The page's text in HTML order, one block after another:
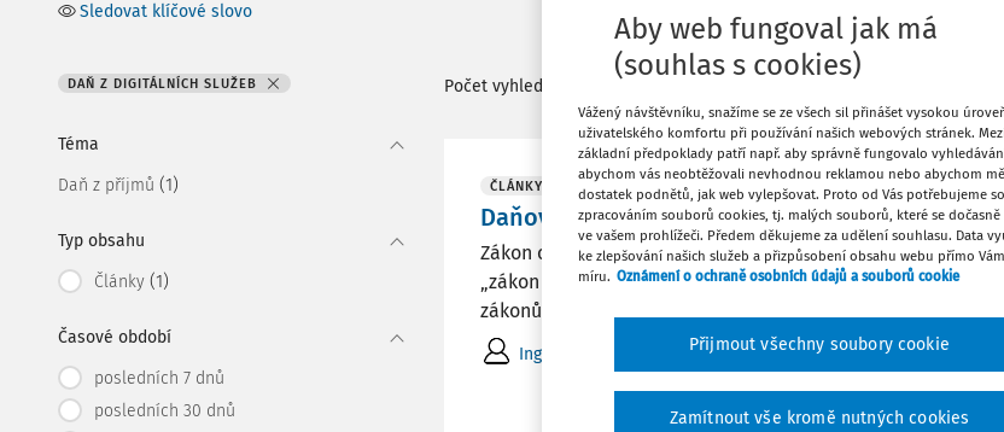
Sledovat klíčové slovo
DAŇ Z DIGITÁLNÍCH SLUŽEB
Téma
Daň z příjmů (1)
Typ obsahu
Články (1)
Časové období
posledních 7 dnů
posledních 30 dnů
Počet vyhledaných dokumentů:
ČLÁNKY
Daňové aktuality
Zákon o elektronické evidenci tržeb Zákon č. 112/2016 Sb.,
„zákon o EET“), byl novelizován zákonem č. 256/2019 Sb.,
zákonů...
Ing. Matěj Nešleha Vydáno:18. 12. 2019 / 4 minuty čtení
Aby web fungoval jak má
(souhlas s cookies)
Vážený návštěvníku, snažíme se ze všech sil přinášet vysokou
uživatelského komfortu při používání našich webových stránek.
základní předpoklady patří např. aby správně fungovalo
abychom vás neobtěžovali nevhodnou reklamou nebo abychom
dostatek podnětů, jak web vylepšovat. Proto od Vás potřebujeme
zpracováním souborů cookies, tj. malých souborů, které se
ve vašem prohlížeči. Předem děkujeme za udělení souhlasu. Data
ke zlepšování našich služeb a přizpůsobení obsahu webu přímo
míru. Oznámení o ochraně osobních údajů a souborů cookie
Zamítnout vše kromě nutných cookies
Přijmout všechny soubory cookie